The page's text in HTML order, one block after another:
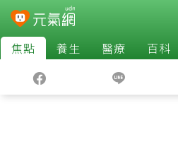
焦點 養生 醫療 百科